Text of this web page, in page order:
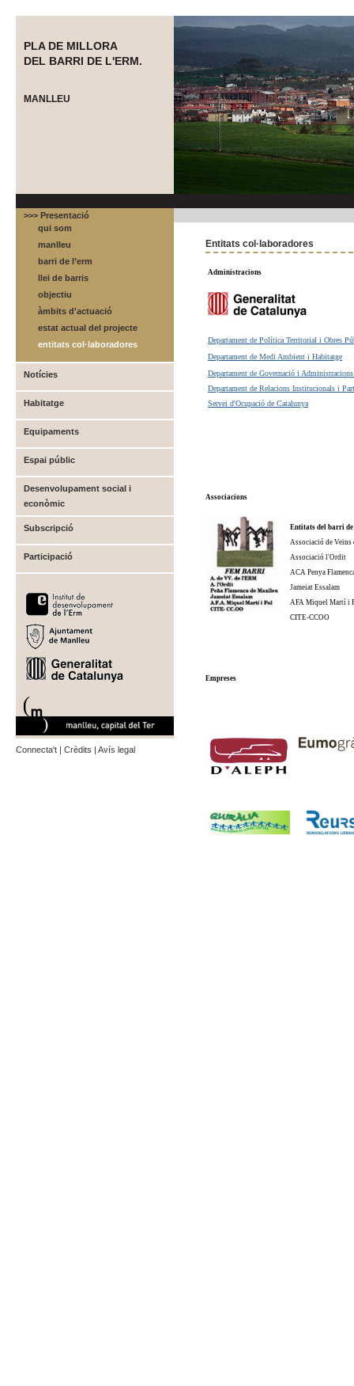
PLA DE MILLORA
DEL BARRI DE L'ERM.
MANLLEU
>>> Presentació
qui som
manlleu
barri de l’erm
llei de barris
objectiu
àmbits d'actuació
estat actual del projecte
entitats col·laboradores
Notícies
Habitatge
Equipaments
Espai públic
Desenvolupament social i
econòmic
Subscripció
Participació
Entitats col·laboradores
Administracions
Departament de Política Territorial i Obres
Departament de Medi Ambient i Habitatge
Departament de Governació i
Departament de Relacions Institucionals i
Servei d'Ocupació de Catalunya
Associacions
Entitats del barri
Associació de Veïns
Associació l'Ordit
ACA Penya
Jameiat Essalam
AFA Miquel Martí i
CITE-CCOO
Empreses
Connecta't | Crèdits | Avís legal